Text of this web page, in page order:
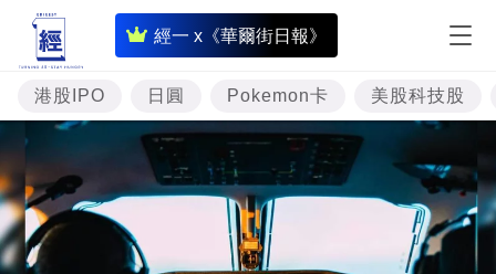
經一 x《華爾街日報》
即
時
財
經
專
題
資
港股IPO 日圓 Pokemon卡 美股科技股